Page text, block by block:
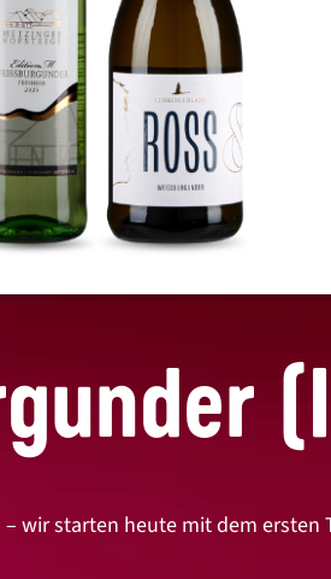
wir starten heute mit dem ersten